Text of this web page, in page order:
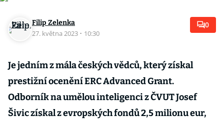
Filip Zelenka
27. května 2023 · 10:30
0
Je jedním z mála českých vědců, který získal
prestižní ocenění ERC Advanced Grant.
Odborník na umělou inteligenci z ČVUT Josef
Šivic získal z evropských fondů 2,5 milionu eur,